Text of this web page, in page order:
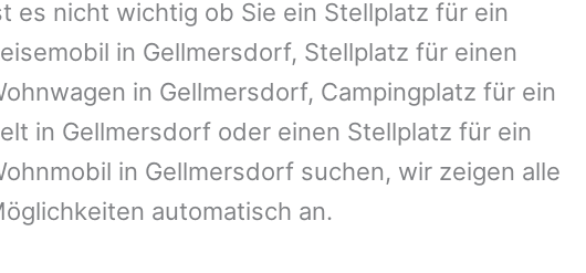
es nicht wichtig ob Sie ein Stellplatz für ein
in Gellmersdorf, Stellplatz für einen
in Gellmersdorf, Campingplatz für ein
in Gellmersdorf oder einen Stellplatz für ein
in Gellmersdorf suchen, wir zeigen alle
automatisch an.